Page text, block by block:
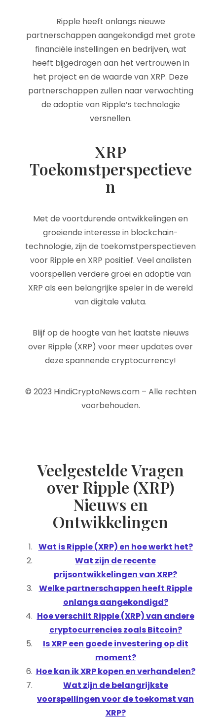
Ripple heeft onlangs nieuwe
partnerschappen aangekondigd met grote
financiële instellingen en bedrijven, wat
heeft bijgedragen aan het vertrouwen in
het project en de waarde van XRP. Deze
partnerschappen zullen naar verwachting
de adoptie van Ripple’s technologie
versnellen.
XRP
Toekomstperspectieve
n
Met de voortdurende ontwikkelingen en
groeiende interesse in blockchain-
technologie, zijn de toekomstperspectieven
voor Ripple en XRP positief. Veel analisten
voorspellen verdere groei en adoptie van
XRP als een belangrijke speler in de wereld
van digitale valuta.
Blijf op de hoogte van het laatste nieuws
over Ripple (XRP) voor meer updates over
deze spannende cryptocurrency!
© 2023 HindiCryptoNews.com – Alle rechten
voorbehouden.
Veelgestelde Vragen
over Ripple (XRP)
Nieuws en
Ontwikkelingen
Wat is Ripple (XRP) en hoe werkt het?
Wat zijn de recente
prijsontwikkelingen van XRP?
Welke partnerschappen heeft Ripple
onlangs aangekondigd?
Hoe verschilt Ripple (XRP) van andere
cryptocurrencies zoals Bitcoin?
Is XRP een goede investering op dit
moment?
Hoe kan ik XRP kopen en verhandelen?
Wat zijn de belangrijkste
voorspellingen voor de toekomst van
XRP?